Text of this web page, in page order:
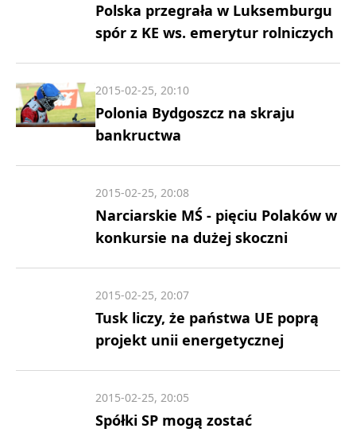
Polska przegrała w Luksemburgu
spór z KE ws. emerytur rolniczych
Polonia Bydgoszcz na skraju
bankructwa
2015-02-25, 20:10
Narciarskie MŚ - pięciu Polaków w
konkursie na dużej skoczni
2015-02-25, 20:08
Tusk liczy, że państwa UE poprą
projekt unii energetycznej
2015-02-25, 20:07
Spółki SP mogą zostać
2015-02-25, 20:05